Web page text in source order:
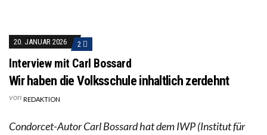
20. JANUAR 2026 2
Interview mit Carl Bossard
Wir haben die Volksschule inhaltlich zerdehnt
von REDAKTION
Condorcet-Autor Carl Bossard hat dem IWP (Institut für